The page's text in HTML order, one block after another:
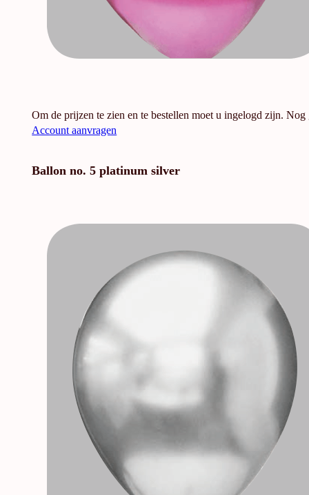
Om de prijzen te zien en te bestellen moet u ingelogd zijn. Nog
Account aanvragen
Ballon no. 5 platinum silver